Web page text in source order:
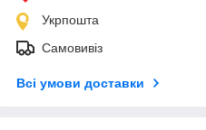
Укрпошта
Самовивіз
Всі умови доставки